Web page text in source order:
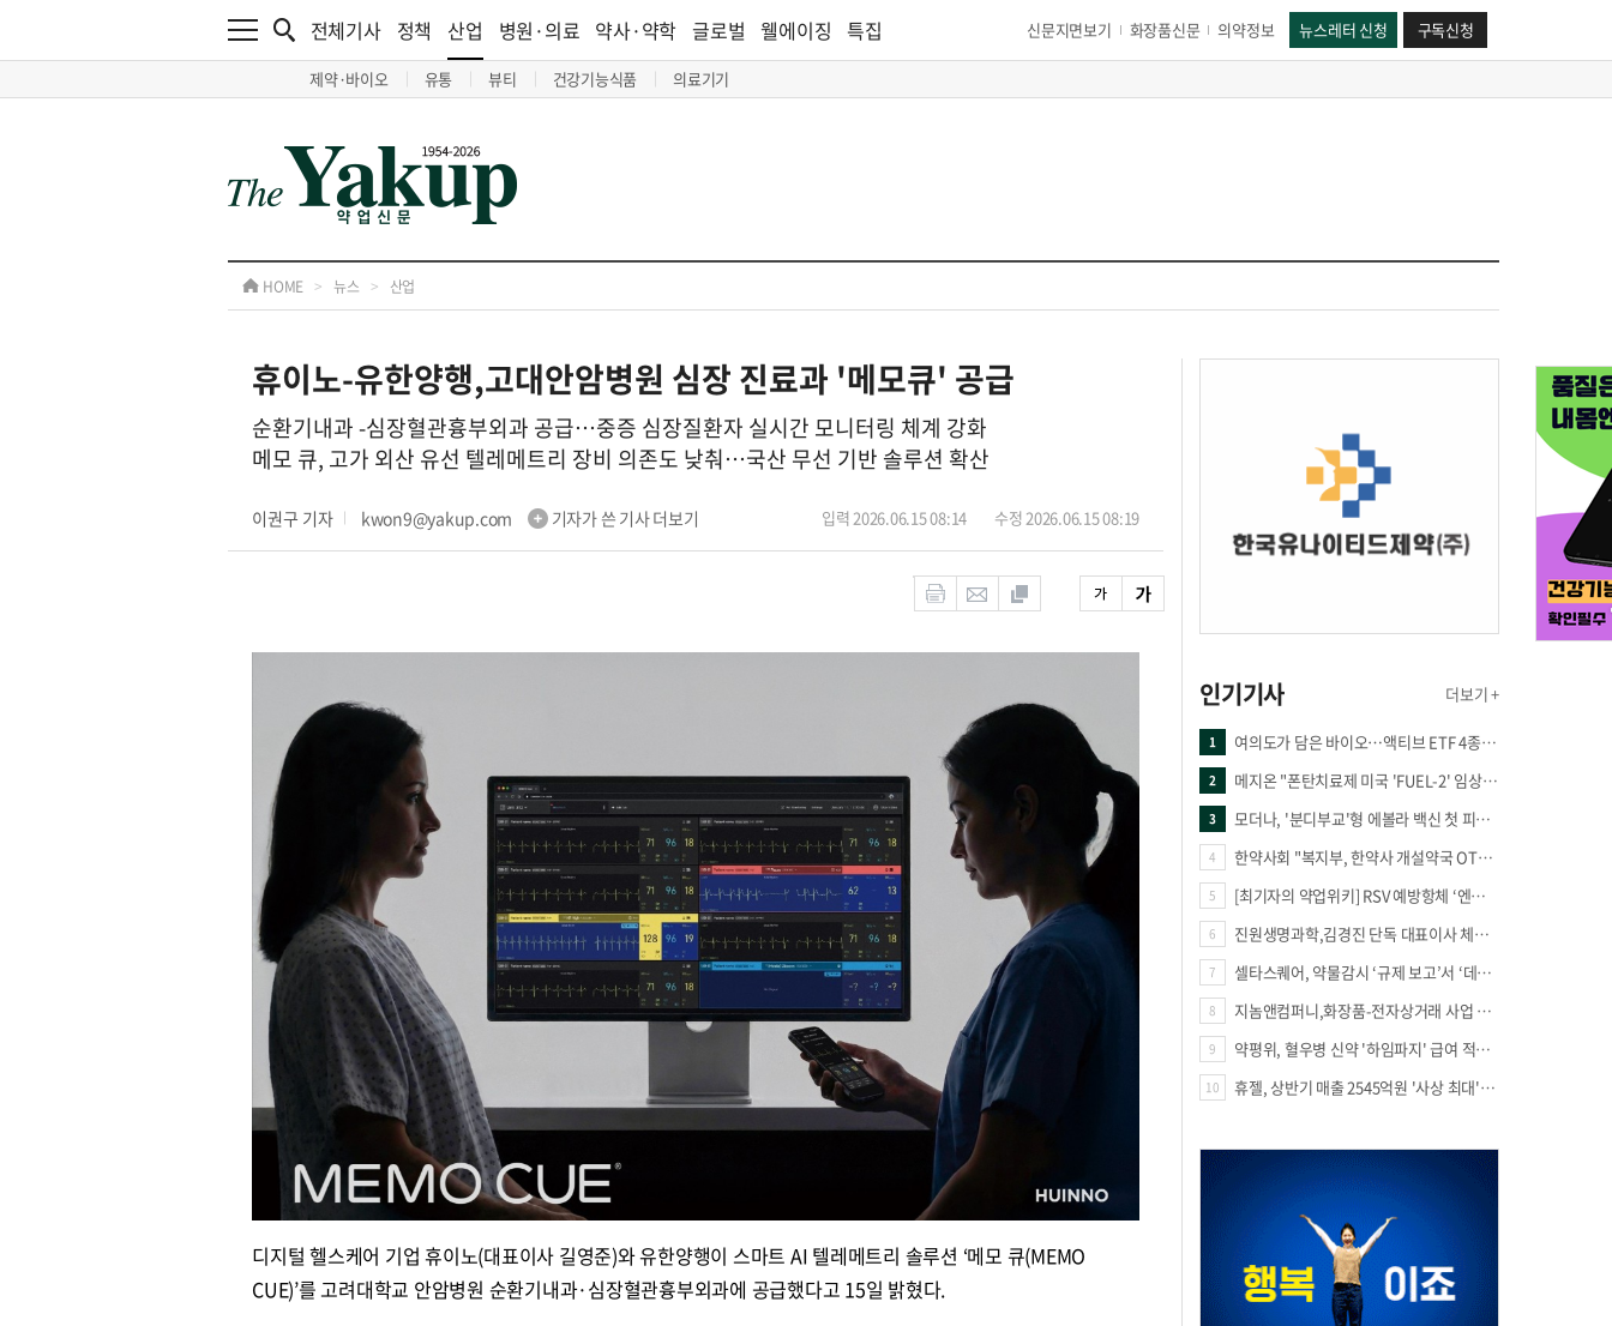
전체기사 정책 산업
제약·바이오 유통 뷰티 건강기능식품 의료기기
병원·의료 약사·약학 글로벌 웰에이징 특집 신문지면보기 화장품신문 의약정보 뉴스레터 신청 구독신청
HOME > 뉴스 > 산업
휴이노-유한양행,고대안암병원 심장 진료과 '메모큐' 공급
순환기내과 -심장혈관흉부외과 공급…중증 심장질환자 실시간 모니터링 체계 강화
메모 큐, 고가 외산 유선 텔레메트리 장비 의존도 낮춰…국산 무선 기반 솔루션 확산
이권구 기자 kwon9@yakup.com 기자가 쓴 기사 더보기 입력 2026.06.15 08:14 수정 2026.06.15 08:19
디지털 헬스케어 기업 휴이노(대표이사 길영준)와 유한양행이 스마트 AI 텔레메트리 솔루션 ‘메모 큐(MEMO
CUE)’를 고려대학교 안암병원 순환기내과·심장혈관흉부외과에 공급했다고 15일 밝혔다.
인기기사 더보기 +
1 여의도가 담은 바이오…액티브 ETF 4종의 선택은
2 메지온 "폰탄치료제 미국 'FUEL-2' 임상 프로토콜 영국 승인"
3 모더나, '분디부교'형 에볼라 백신 첫 피험자 접종
4 한약사회 "복지부, 한약사 개설약국 OTC 공급 방해 더는 방관 말아야"
5 [최기자의 약업위키] RSV 예방항체 ‘엔플론시아’
6 진원생명과학,김경진 단독 대표이사 체제 돌입
7 셀타스퀘어, 약물감시 ‘규제 보고’서 ‘데이터 의사결정’으로 "PVX 전환 요구 커진다"
8 지놈앤컴퍼니,화장품-전자상거래 사업 진출
9 약평위, 혈우병 신약 '하임파지' 급여 적정성 인정…조건부 통과
10 휴젤, 상반기 매출 2545억원 '사상 최대'…미국 투자 속 성장세 지속